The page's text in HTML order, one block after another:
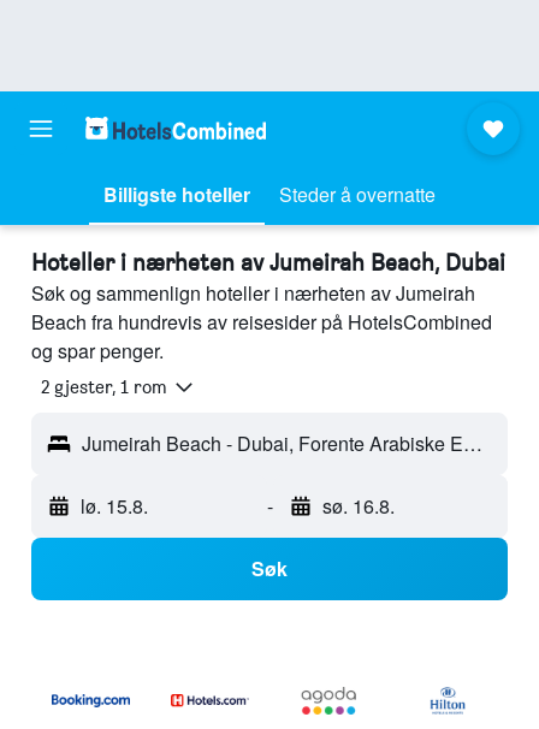
Billigste hoteller Steder å overnatte
Hoteller i nærheten av Jumeirah Beach, Dubai
Søk og sammenlign hoteller i nærheten av Jumeirah
Beach fra hundrevis av reisesider på HotelsCombined
og spar penger.
2 gjester, 1 rom
Jumeirah Beach - Dubai, Forente Arabiske Emirater
lø. 15.8. - sø. 16.8.
Søk